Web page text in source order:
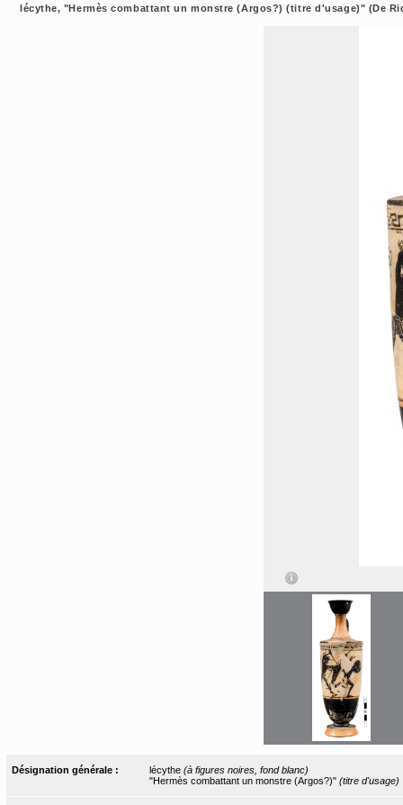
lécythe, "Hermès combattant un monstre (Argos?) (titre d'usage)" (De
Désignation générale : lécythe (à figures noires, fond blanc)
"Hermès combattant un monstre (Argos?)" (titre d'usage)